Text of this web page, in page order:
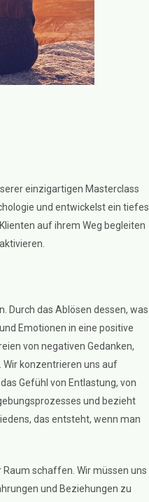
einzigartigen Masterclass
und entwickelst ein tiefes
auf ihrem Weg begleiten
Durch das Ablösen dessen, was
Emotionen in eine positive
von negativen Gedanken,
konzentrieren uns auf
Gefühl von Entlastung, von
und bezieht
das entsteht, wenn man
schaffen. Wir müssen uns
und Beziehungen zu